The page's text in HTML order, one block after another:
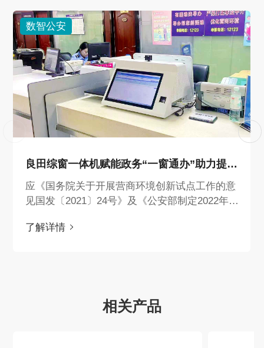
数智公安
良田综窗一体机赋能政务“一窗通办”助力提升行政效能
应《国务院关于开展营商环境创新试点工作的意
见国发〔2021〕24号》及《公安部制定2022年推
策要求，建设涉及治安、户政、交管等公安服务
了解详情
相关产品